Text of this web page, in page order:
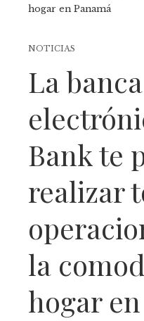
hogar en Panamá
NOTICIAS
La banca
Bank te
realizar
la
hogar